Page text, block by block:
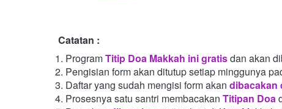
Catatan :
ProgramTitip Doa Makkah ini gratisdan akan
Pengisian form akan ditutup setiap minggunya
Daftar yang sudah mengisi form akan dibacakan
Prosesnya satu santri membacakan Titipan Doa